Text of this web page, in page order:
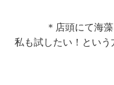
＊店頭にて海
私も試したい！とい